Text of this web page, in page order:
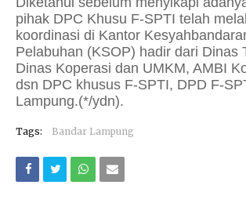
pihak DPC Khusu F-SPTI telah
koordinasi di Kantor
Pelabuhan (KSOP) hadir dari Dinas
Dinas Koperasi dan UMKM, AMBI
dsn DPC khusus F-SPTI, DPD F-
Lampung.(*/ydn).
Tags: Bandar Lampung